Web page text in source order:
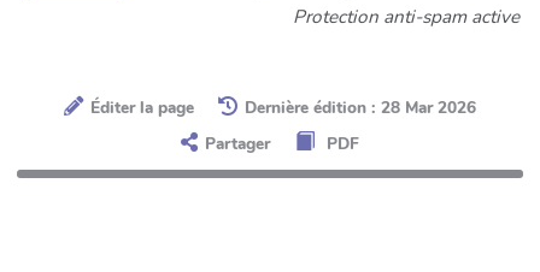
Protection anti-spam active
Éditer la page
Dernière édition : 28 Mar 2026
Partager
PDF